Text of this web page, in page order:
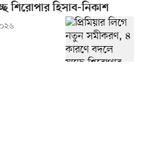
শিরোপার হিসাব-নিকাশ